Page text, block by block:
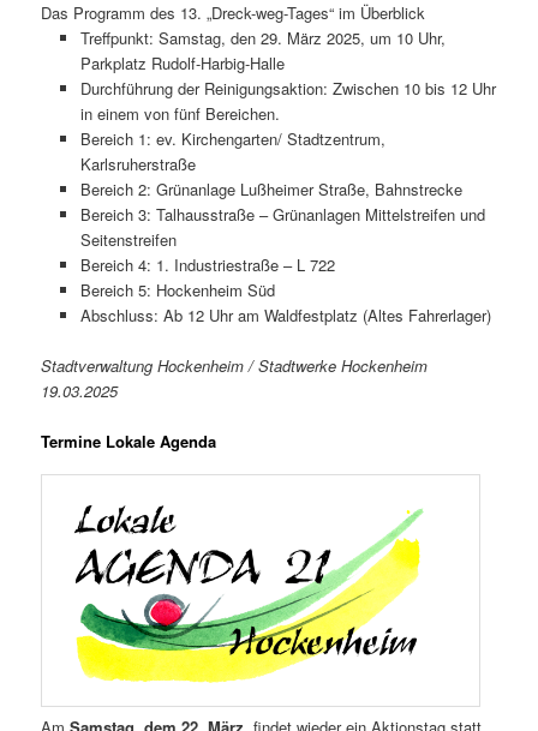
Das Programm des 13. „Dreck-weg-Tages“ im Überblick
Treffpunkt: Samstag, den 29. März 2025, um 10 Uhr,
Parkplatz Rudolf-Harbig-Halle
Durchführung der Reinigungsaktion: Zwischen 10 bis 12 Uhr
in einem von fünf Bereichen.
Bereich 1: ev. Kirchengarten/ Stadtzentrum,
Karlsruherstraße
Bereich 2: Grünanlage Lußheimer Straße, Bahnstrecke
Bereich 3: Talhausstraße – Grünanlagen Mittelstreifen und
Seitenstreifen
Bereich 4: 1. Industriestraße – L 722
Bereich 5: Hockenheim Süd
Abschluss: Ab 12 Uhr am Waldfestplatz (Altes Fahrerlager)
Stadtverwaltung Hockenheim / Stadtwerke Hockenheim
19.03.2025
Termine Lokale Agenda